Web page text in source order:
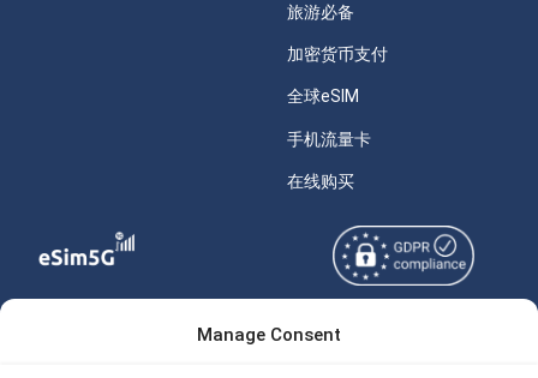
Manage Consent
旅游必备
加密货币支付
全球eSIM
手机流量卡
在线购买
Copyright © 2026